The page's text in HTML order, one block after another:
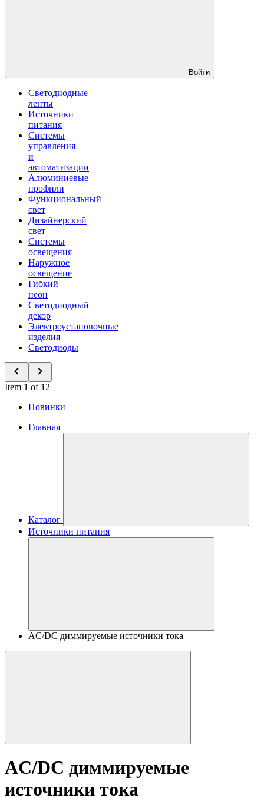
Войти
Светодиодные
ленты
Источники
питания
Системы
управления
и
автоматизации
Алюминиевые
профили
Функциональный
свет
Дизайнерский
свет
Системы
освещения
Наружное
освещение
Гибкий
неон
Светодиодный
декор
Электроустановочные
изделия
Светодиоды
Item 1 of 12
Новинки
Главная
Каталог
Источники питания
AC/DC диммируемые источники тока
AC/DC диммируемые
источники тока